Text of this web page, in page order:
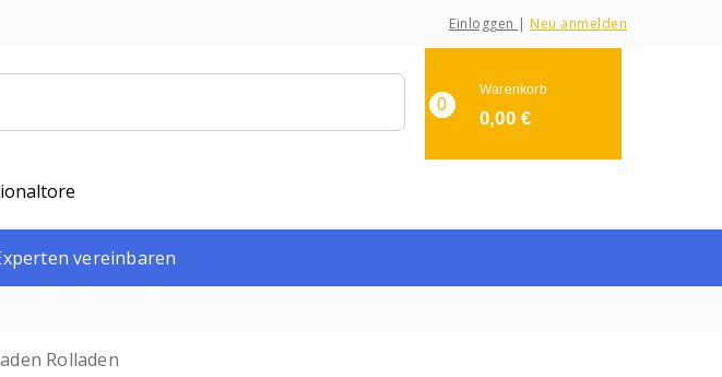
Einloggen | Neu anmelden
0
Warenkorb
0,00 €
vereinbaren